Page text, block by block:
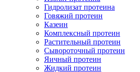
Гидролизат протеина
Говяжий протеин
Казеин
Комплексный протеин
Растительный протеин
Сывороточный протеин
Яичный протеин
Жидкий протеин